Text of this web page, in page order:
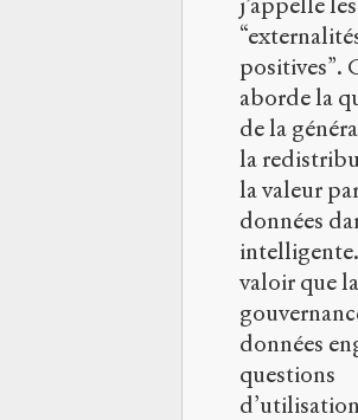
positives”.
aborde la
de la
la
la valeur
données
valoir que la
données
questions